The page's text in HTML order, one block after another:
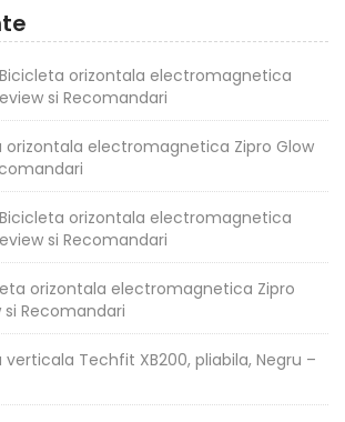
Bicicleta orizontala electromagnetica
si Recomandari
orizontala electromagnetica Zipro Glow
Bicicleta orizontala electromagnetica
si Recomandari
orizontala electromagnetica Zipro
si Recomandari
verticala Techfit XB200, pliabila, Negru –